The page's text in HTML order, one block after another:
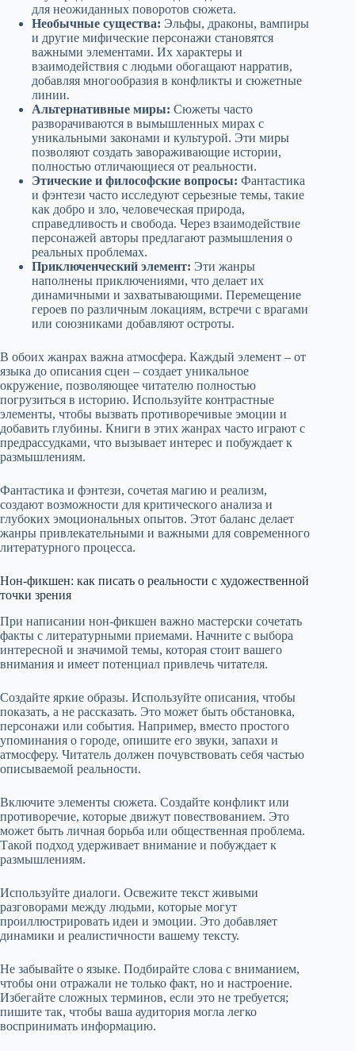
для неожиданных поворотов сюжета.
Необычные существа: Эльфы, драконы, вампиры
и другие мифические персонажи становятся
важными элементами. Их характеры и
взаимодействия с людьми обогащают нарратив,
добавляя многообразия в конфликты и сюжетные
линии.
Альтернативные миры: Сюжеты часто
разворачиваются в вымышленных мирах с
уникальными законами и культурой. Эти миры
позволяют создать завораживающие истории,
полностью отличающиеся от реальности.
Этические и философские вопросы: Фантастика
и фэнтези часто исследуют серьезные темы, такие
как добро и зло, человеческая природа,
справедливость и свобода. Через взаимодействие
персонажей авторы предлагают размышления о
реальных проблемах.
Приключенческий элемент: Эти жанры
наполнены приключениями, что делает их
динамичными и захватывающими. Перемещение
героев по различным локациям, встречи с врагами
или союзниками добавляют остроты.
В обоих жанрах важна атмосфера. Каждый элемент – от
языка до описания сцен – создает уникальное
окружение, позволяющее читателю полностью
погрузиться в историю. Используйте контрастные
элементы, чтобы вызвать противоречивые эмоции и
добавить глубины. Книги в этих жанрах часто играют с
предрассудками, что вызывает интерес и побуждает к
размышлениям.
Фантастика и фэнтези, сочетая магию и реализм,
создают возможности для критического анализа и
глубоких эмоциональных опытов. Этот баланс делает
жанры привлекательными и важными для современного
литературного процесса.
Нон-фикшен: как писать о реальности с художественной
точки зрения
При написании нон-фикшен важно мастерски сочетать
факты с литературными приемами. Начните с выбора
интересной и значимой темы, которая стоит вашего
внимания и имеет потенциал привлечь читателя.
Создайте яркие образы. Используйте описания, чтобы
показать, а не рассказать. Это может быть обстановка,
персонажи или события. Например, вместо простого
упоминания о городе, опишите его звуки, запахи и
атмосферу. Читатель должен почувствовать себя частью
описываемой реальности.
Включите элементы сюжета. Создайте конфликт или
противоречие, которые движут повествованием. Это
может быть личная борьба или общественная проблема.
Такой подход удерживает внимание и побуждает к
размышлениям.
Используйте диалоги. Освежите текст живыми
разговорами между людьми, которые могут
проиллюстрировать идеи и эмоции. Это добавляет
динамики и реалистичности вашему тексту.
Не забывайте о языке. Подбирайте слова с вниманием,
чтобы они отражали не только факт, но и настроение.
Избегайте сложных терминов, если это не требуется;
пишите так, чтобы ваша аудитория могла легко
воспринимать информацию.